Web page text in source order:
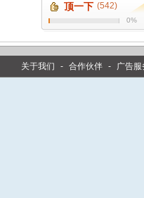
顶一下 (542)
0%
关于我们 - 合作伙伴 - 广告服